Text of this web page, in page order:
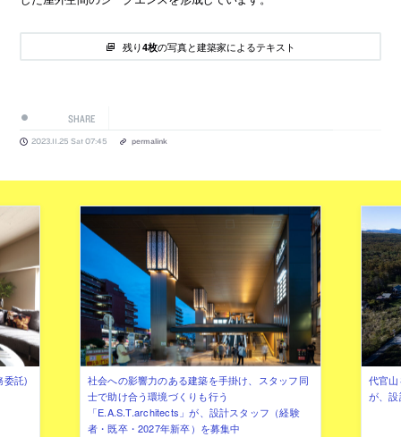
残り4枚の写真と建築家によるテキスト
SHARE
2023.11.25 Sat 07:45 permalink
委託)
社会への影響力のある建築を手掛け、スタッフ同
士で助け合う環境づくりも行う
「E.A.S.T.architects」が、設計スタッフ（経験
者・既卒・2027年新卒）を募集中
代官
が、